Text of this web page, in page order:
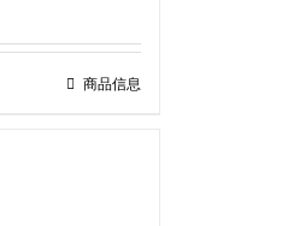
商品信息